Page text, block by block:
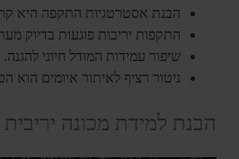
הבנת אסטרטגיות התקפה היא
התקפות יריבות פוגעות בדיוק
שיפור עמידות המודל חיוני להגנה.
ניטור רציף לאיתור איומים הוא
הבנת למידת מכונה יריבית